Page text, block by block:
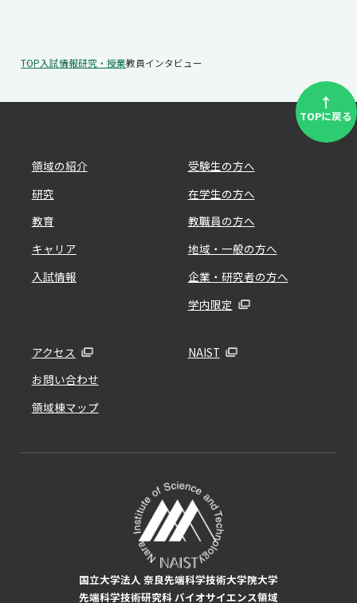
TOP入試情報研究・授業教員インタビュー
↑
TOPに戻る
領域の紹介
研究
教育
キャリア
入試情報
受験生の方へ
在学生の方へ
教職員の方へ
地域・一般の方へ
企業・研究者の方へ
学内限定
アクセス
お問い合わせ
領域棟マップ
NAIST
国立大学法人 奈良先端科学技術大学院大学
先端科学技術研究科 バイオサイエンス領域